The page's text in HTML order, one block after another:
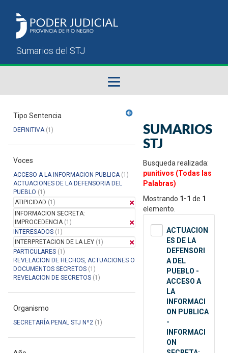
Sumarios del STJ
Manual del Usuario
Tipo Sentencia
DEFINITIVA(1)
Voces
ACCESO A LA INFORMACION PUBLICA(1)
ACTUACIONES DE LA DEFENSORIA DEL
PUEBLO (1)
ATIPICIDAD (1)
INFORMACION SECRETA:
IMPROCEDENCIA(1)
INTERESADOS (1)
INTERPRETACION DE LA LEY (1)
PARTICULARES (1)
REVELACION DE HECHOS, ACTUACIONES O
DOCUMENTOS SECRETOS (1)
REVELACION DE SECRETOS (1)
Organismo
SECRETARÍA PENAL STJ Nº2 (1)
SUMARIOS
STJ
Busqueda realizada:
punitivos (Todas las
Palabras)
Mostrando 1-1 de 1
elemento.
ACTUACION
ES DE LA
DEFENSORI
A DEL
PUEBLO -
ACCESO A
LA
INFORMACI
ON PUBLICA
-
INFORMACI
ON